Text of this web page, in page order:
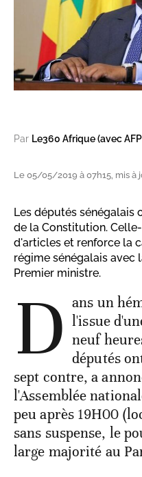
Par Le360 Afrique (avec
Le 05/05/2019 à 07h15, mis
Les députés sénégalais
de la Constitution.
d'articles et renforce la
régime sénégalais avec
Premier ministre.
D ans un
l'issue
neuf
députés
sept contre, a
l'Assemblée
peu après 19H00
sans suspense, le
large majorité au